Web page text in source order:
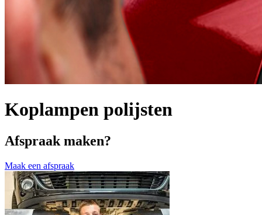
Koplampen polijsten
Afspraak maken?
Maak een afspraak